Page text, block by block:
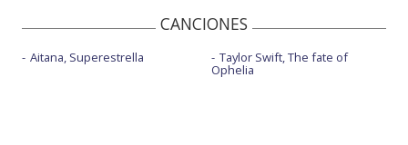
CANCIONES
Aitana, Superestrella Taylor Swift, The fate of
Ophelia